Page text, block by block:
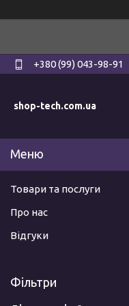
+380 (99) 043-98-91
shop-tech.com.ua
Товари та послуги
Про нас
Відгуки
Фільтри